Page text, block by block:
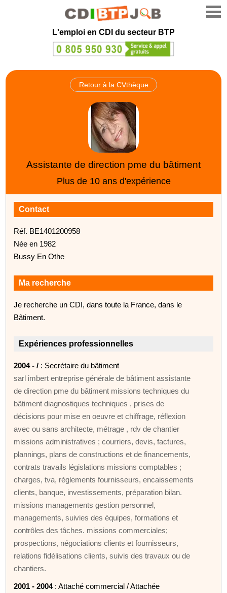
L'emploi en CDI du secteur BTP
Retour à la CVthèque
Assistante de direction pme du bâtiment
Plus de 10 ans d'expérience
Contact
Réf. BE1401200958
Née en 1982
Bussy En Othe
Ma recherche
Je recherche un CDI, dans toute la France, dans le
Bâtiment.
Expériences professionnelles
2004 - / : Secrétaire du bâtiment
sarl imbert entreprise générale de bâtiment assistante
de direction pme du bâtiment missions techniques du
bâtiment diagnostiques techniques , prises de
décisions pour mise en oeuvre et chiffrage, réflexion
avec ou sans architecte, métrage , rdv de chantier
missions administratives ; courriers, devis, factures,
plannings, plans de constructions et de financements,
contrats travails législations missions comptables ;
charges, tva, règlements fournisseurs, encaissements
clients, banque, investissements, préparation bilan.
missions managements gestion personnel,
managements, suivies des équipes, formations et
contrôles des tâches. missions commerciales;
prospections, négociations clients et fournisseurs,
relations fidélisations clients, suivis des travaux ou de
chantiers.
2001 - 2004: Attaché commercial / Attachée